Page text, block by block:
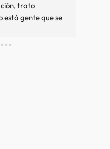
trato
está gente que se
si compramos